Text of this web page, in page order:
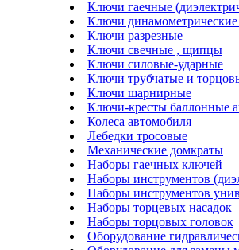
Ключи гаечные
Ключи
Ключи разрезные
Ключи свечные , щипцы
Ключи силовые-ударные
Ключи трубчатые и
Ключи шарнирные
Ключи-кресты баллонные
Колеса автомобиля
Лебедки тросовые
Механические домкраты
Наборы гаечных ключей
Наборы инструментов
Наборы инструментов
Наборы торцевых насадок
Наборы торцовых головок
Оборудование